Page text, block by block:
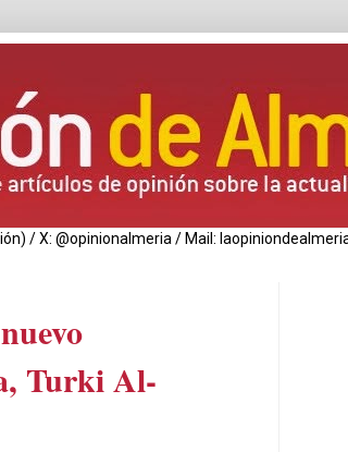
/ X: @opinionalmeria / Mail:
Turki Al-